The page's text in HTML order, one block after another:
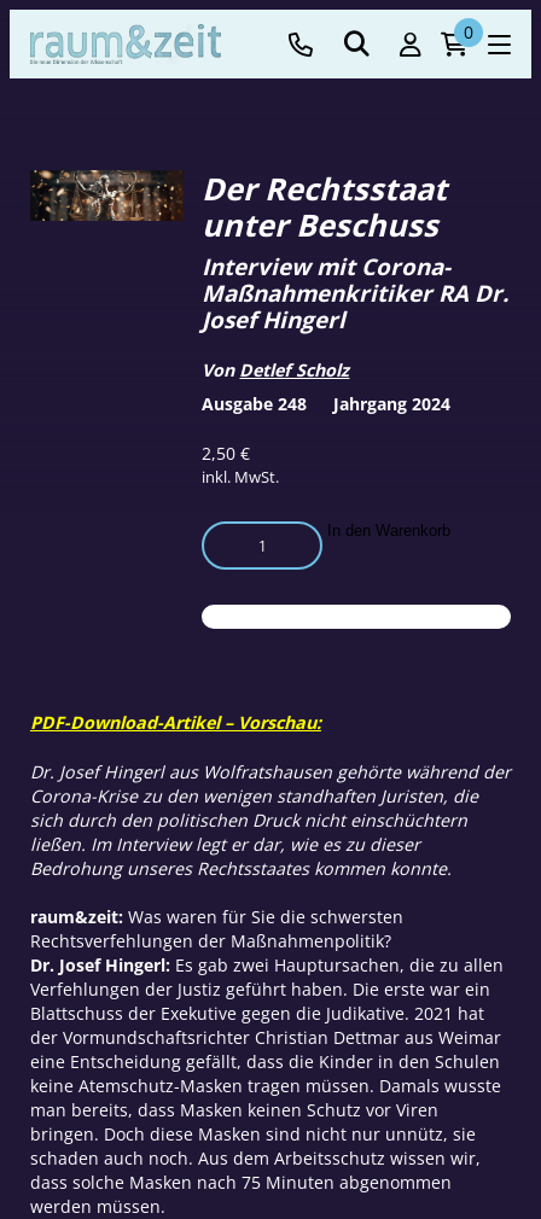
0
Der Rechtsstaat
unter Beschuss
2,50€
inkl. MwSt.
Interview mit Corona-
Maßnahmenkritiker RA Dr.
Josef Hingerl
Von Detlef Scholz
Der
Rechtsstaat
Beschuss
Menge
In den Warenkorb
Ausgabe 248 Jahrgang 2024
PDF-Download-Artikel – Vorschau:
Dr. Josef Hingerl aus Wolfratshausen gehörte während der
Corona-Krise zu den wenigen standhaften Juristen, die
sich durch den politischen Druck nicht einschüchtern
ließen. Im Interview legt er dar, wie es zu dieser
Bedrohung unseres Rechtsstaates kommen konnte.
raum&zeit:Was waren für Sie die schwersten
Rechtsverfehlungen der Maßnahmenpolitik?
Dr. Josef Hingerl:Es gab zwei Hauptursachen, die zu allen
Verfehlungen der Justiz geführt haben. Die erste war ein
Blattschuss der Exekutive gegen die Judikative. 2021 hat
der Vormundschaftsrichter Christian Dettmar aus Weimar
eine Entscheidung gefällt, dass die Kinder in den Schulen
keine Atemschutz-Masken tragen müssen. Damals wusste
man bereits, dass Masken keinen Schutz vor Viren
bringen. Doch diese Masken sind nicht nur unnütz, sie
schaden auch noch. Aus dem Arbeitsschutz wissen wir,
dass solche Masken nach 75 Minuten abgenommen
werden müssen.